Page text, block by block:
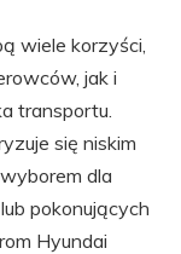
wiele korzyści,
jak i
transportu.
się niskim
dla
pokonujących
Hyundai